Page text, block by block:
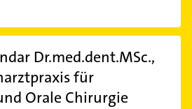
Dr.med.dent.MSc.,
für
Orale Chirurgie